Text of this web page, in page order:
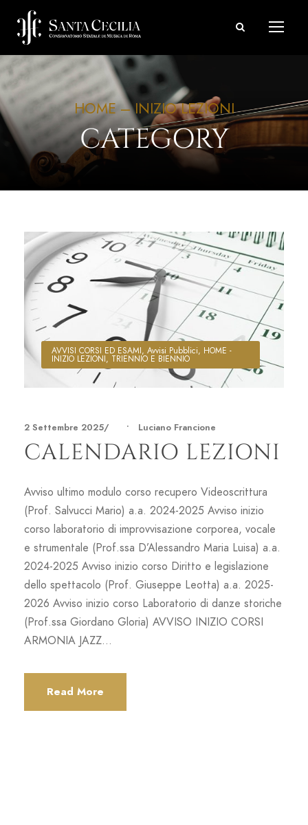
HOME – INIZIO LEZIONI
CATEGORY
AVVISI CORSI ED ESAMI, Avvisi Pubblici, HOME -
INIZIO LEZIONI, TRIENNIO E BIENNIO
2 Settembre 2025 • Luciano Francione
CALENDARIO LEZIONI
Avviso ultimo modulo corso recupero Videoscrittura
(Prof. Salvucci Mario) a.a. 2024-2025 Avviso inizio
corso laboratorio di improvvisazione corporea, vocale
e strumentale (Prof.ssa D’Alessandro Maria Luisa) a.a.
2024-2025 Avviso inizio corso Diritto e legislazione
dello spettacolo (Prof. Giuseppe Leotta) a.a. 2025-
2026 Avviso inizio corso Laboratorio di danze storiche
(Prof.ssa Giordano Gloria) AVVISO INIZIO CORSI
ARMONIA JAZZ...
Read More